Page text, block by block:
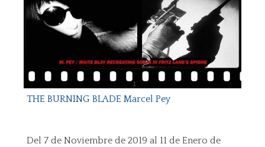
THE BURNING BLADE Marcel Pey
Del 7 de Noviembre de 2019 al 11 de Enero de